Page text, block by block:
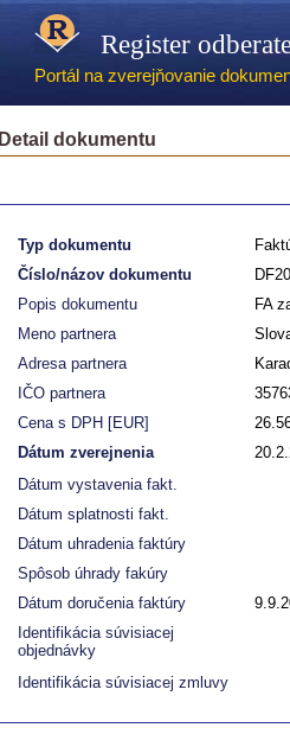
Register
Portál na zverejňovanie
Detail dokumentu
Typ dokumentu
Číslo/názov dokumentu
Popis dokumentu
FA
Meno partnera
Adresa partnera
IČO partnera
Cena s DPH [EUR]
Dátum zverejnenia
Dátum vystavenia fakt.
Dátum splatnosti fakt.
Dátum uhradenia faktúry
Spôsob úhrady fakúry
Dátum doručenia faktúry
Identifikácia súvisiacej
objednávky
Identifikácia súvisiacej zmluvy